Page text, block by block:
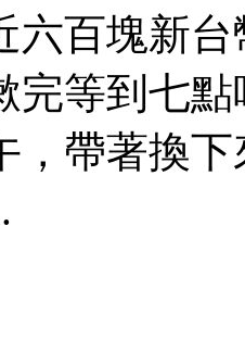
六百塊新
完等到七
，帶著換